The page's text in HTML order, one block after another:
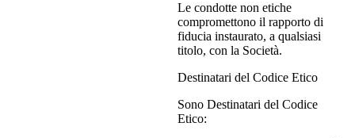
Le condotte non etiche
compromettono il rapporto di
fiducia instaurato, a qualsiasi
titolo, con la Società.
Destinatari del Codice Etico
Sono Destinatari del Codice
Etico: